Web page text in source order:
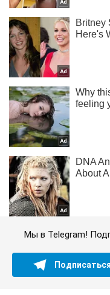
Мы в Telegram!
Подписаться